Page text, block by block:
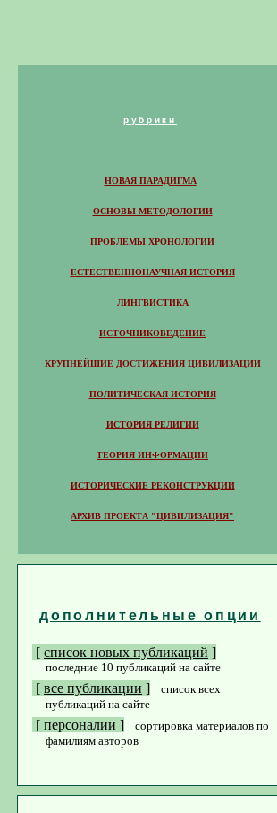
р убрики
НОВАЯ ПАРАДИГМА
ОСНОВЫ МЕТОДОЛОГИИ
ПРОБЛЕМЫ ХРОНОЛОГИИ
ЕСТЕСТВЕННОНАУЧНАЯ ИСТОРИЯ
ЛИНГВИСТИКА
ИСТОЧНИКОВЕДЕНИЕ
КРУПНЕЙШИЕ ДОСТИЖЕНИЯ ЦИВИЛИЗАЦИИ
ПОЛИТИЧЕСКАЯ ИСТОРИЯ
ИСТОРИЯ РЕЛИГИИ
ТЕОРИЯ ИНФОРМАЦИИ
ИСТОРИЧЕСКИЕ РЕКОНСТРУКЦИИ
АРХИВ ПРОЕКТА "ЦИВИЛИЗАЦИЯ"
дополнительные опции
[ список новых публикаций ]
последние 10 публикаций на сайте
[ все публикации ]
список всех
публикаций на сайте
[ персоналии ]
сортировка материалов по
фамилиям авторов